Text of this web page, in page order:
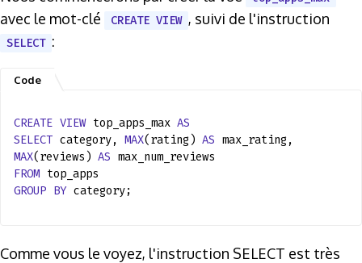
avec le mot-clé CREATE VIEW , suivi de l'instruction
SELECT :
CREATE VIEW top_apps_max AS
SELECT category, MAX(rating) AS max_rating,
MAX(reviews) AS max_num_reviews
FROM top_apps
GROUP BY category;
Comme vous le voyez, l'instruction SELECT est très